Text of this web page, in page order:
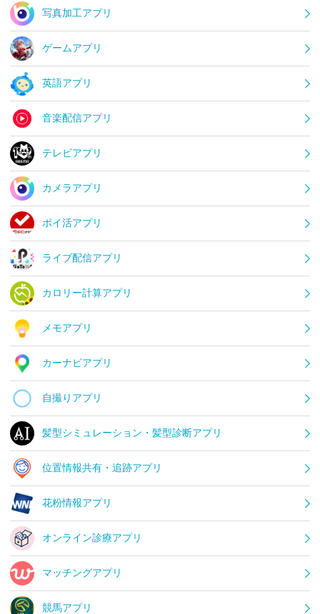
写真加工アプリ
ゲームアプリ
英語アプリ
音楽配信アプリ
テレビアプリ
カメラアプリ
ポイ活アプリ
ライブ配信アプリ
カロリー計算アプリ
メモアプリ
カーナビアプリ
自撮りアプリ
髪型シミュレーション・髪型診断アプリ
位置情報共有・追跡アプリ
花粉情報アプリ
オンライン診療アプリ
マッチングアプリ
競馬アプリ